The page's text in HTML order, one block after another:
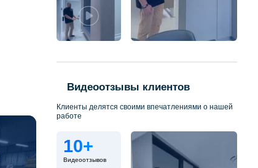
Видеоотзывы клиентов
Клиенты делятся своими впечатлениями о нашей
работе
10+
Видеоотзывов